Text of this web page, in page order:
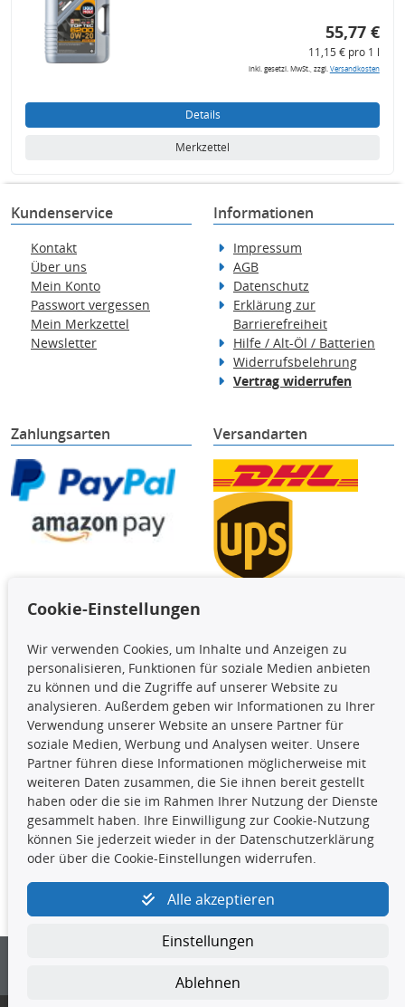
55,77 €
11,15 € pro 1 l
inkl. gesetzl. MwSt., zzgl.Versandkosten
Details
Merkzettel
Kundenservice
Kontakt
Über uns
Mein Konto
Passwort vergessen
Mein Merkzettel
Newsletter
Informationen
Impressum
AGB
Datenschutz
Erklärung zur
Barrierefreiheit
Hilfe / Alt-Öl / Batterien
Widerrufsbelehrung
Vertrag widerrufen
Zahlungsarten Versandarten
Die hier angezeigten Daten,
insbesondere die gesamte Datenbank,
dürfen nicht kopiert werden. Es ist zu
unterlassen, die Daten oder die gesamte Datenbank ohne
vorherige Zustimmung TecDocs zu vervielfältigen, zu
verbreiten und/oder diese Handlungen durch Dritte ausführen
zu lassen. Ein Zuwiderhandeln stellt eine
Urheberrechtsverletzung dar und wird verfolgt.
Kontakt
4yourcar GmbH | Avidesweg 1 | 27386 Hemsbünde |
kundenservice@4yourcar.de
Cookie-Einstellungen
Wir verwenden Cookies, um Inhalte und Anzeigen zu
personalisieren, Funktionen für soziale Medien anbieten
zu können und die Zugriffe auf unserer Website zu
analysieren. Außerdem geben wir Informationen zu Ihrer
Verwendung unserer Website an unsere Partner für
soziale Medien, Werbung und Analysen weiter. Unsere
Partner führen diese Informationen möglicherweise mit
weiteren Daten zusammen, die Sie ihnen bereit gestellt
haben oder die sie im Rahmen Ihrer Nutzung der Dienste
gesammelt haben. Ihre Einwilligung zur Cookie-Nutzung
können Sie jederzeit wieder in der Datenschutzerklärung
oder über die Cookie-Einstellungen widerrufen.
Alle akzeptieren
Einstellungen
Ablehnen